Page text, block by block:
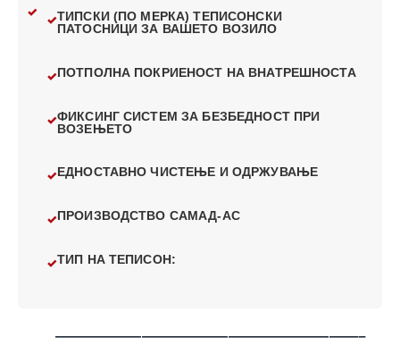
ТИПСКИ (ПО МЕРКА) ТЕПИСОНСКИ
ПАТОСНИЦИ ЗА ВАШЕТО ВОЗИЛО
ПОТПОЛНА ПОКРИЕНОСТ НА ВНАТРЕШНОСТА
ФИКСИНГ СИСТЕМ ЗА БЕЗБЕДНОСТ ПРИ
ВОЗЕЊЕТО
ЕДНОСТАВНО ЧИСТЕЊЕ И ОДРЖУВАЊЕ
ПРОИЗВОДСТВО САМАД-АС
ТИП НА ТЕПИСОН:
—————————————————————–